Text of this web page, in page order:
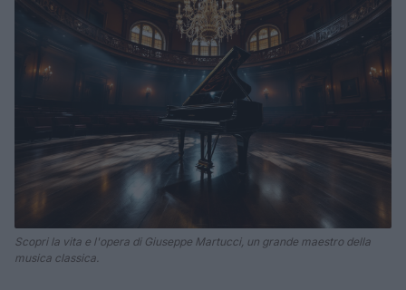
Scopri la vita e l'opera di Giuseppe Martucci, un grande maestro della
musica classica.